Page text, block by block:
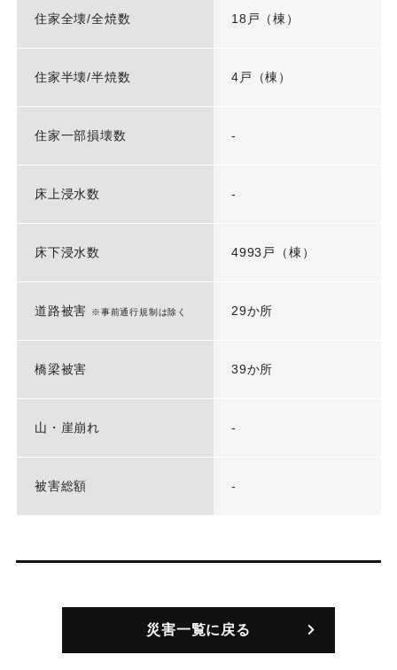
住家全壊/全焼数 18戸（棟）
住家半壊/半焼数 4戸（棟）
住家一部損壊数 -
床上浸水数 -
床下浸水数 4993戸（棟）
道路被害 ※事前通行規制は除く 29か所
橋梁被害 39か所
山・崖崩れ -
被害総額 -
災害一覧に戻る